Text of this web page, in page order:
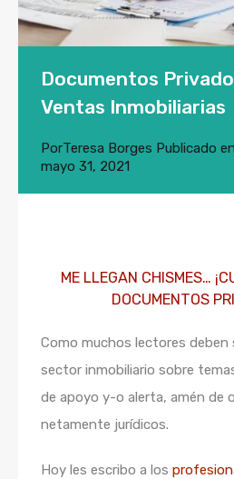
Documentos
Ventas Inmobiliarias
PorTeresa Borges Publicado en
mayo 31, 2021
ME LLEGAN CHISMES…
DOCUMENTOS
Como muchos lectores deben
sector inmobiliario sobre
de apoyo y-o alerta, amén de
netamente jurídicos.
Hoy les escribo a los